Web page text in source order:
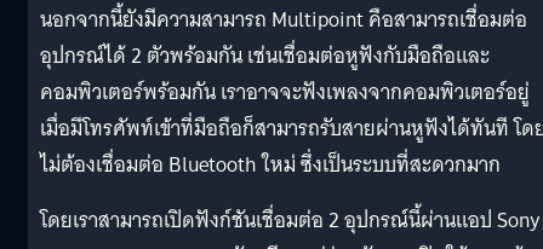
นอกจากนี้ยังมีความสามารถ Multipoint คือสามารถเชื่อมต่อ
อุปกรณ์ได้ 2 ตัวพร้อมกัน เช่นเชื่อมต่อหูฟังกับมือถือและ
คอมพิวเตอร์พร้อมกัน เราอาจจะฟังเพลงจากคอมพิวเตอร์อยู่
เมื่อมีโทรศัพท์เข้าที่มือถือก็สามารถรับสายผ่านหูฟังได้ทันที โด
ไม่ต้องเชื่อมต่อ Bluetooth ใหม่ ซึ่งเป็นระบบที่สะดวกมาก
โดยเราสามารถเปิดฟังก์ชันเชื่อมต่อ 2 อุปกรณ์นี้ผ่านแอป Sony